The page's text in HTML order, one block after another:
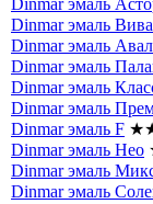
Dinmar эмаль
Dinmar эмаль
Dinmar эмаль
Dinmar эмаль
Dinmar эмаль
Dinmar эмаль F
Dinmar эмаль Нео
Dinmar эмаль
Dinmar эмаль